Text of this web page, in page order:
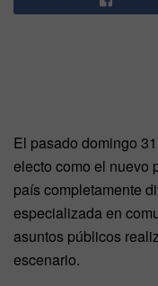
El pasado domingo
electo como el nuevo
país completamente
especializada en
asuntos públicos
escenario.